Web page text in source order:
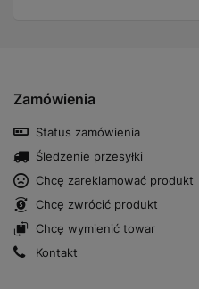
Zamówienia
Status zamówienia
Śledzenie przesyłki
Chcę zareklamować produkt
Chcę zwrócić produkt
Chcę wymienić towar
Kontakt